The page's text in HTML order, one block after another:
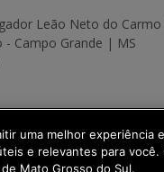
Leão Neto do Carmo
- Campo Grande | MS
Executiva de
uma melhor
e relevantes para
Mato Grosso do Sul.